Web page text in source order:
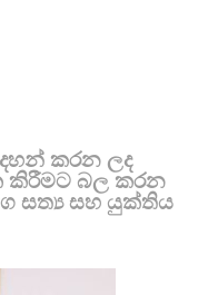
කරන ලද
කිරීමට බල කරන
සත්‍ය සහ යුක්තිය